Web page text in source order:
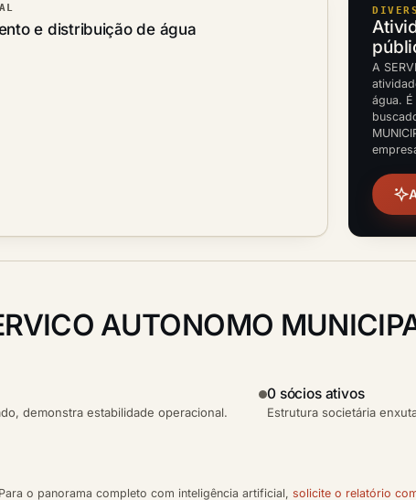
e distribuição de água
A
água.
AUTONOMO
demonstra estabilidade operacional.
0 sócios ativos
Estrutura societária
o panorama completo com inteligência artificial, solicite o relatório